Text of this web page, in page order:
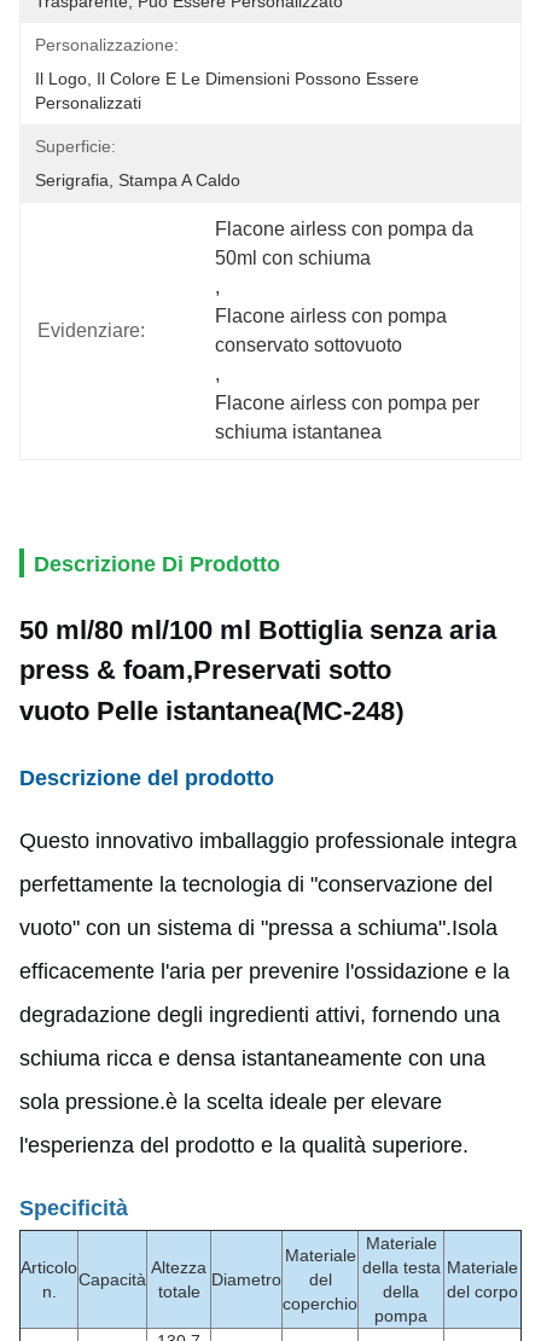
Personalizzazione:
Il Logo, Il Colore E Le Dimensioni Possono Essere
Personalizzati
Superficie:
Serigrafia, Stampa A Caldo
Evidenziare:
Flacone airless con pompa da
50ml con schiuma
,
Flacone airless con pompa
conservato sottovuoto
,
Flacone airless con pompa per
schiuma istantanea
Descrizione Di Prodotto
50 ml/80 ml/100 ml Bottiglia senza aria
press & foam,Preservati sotto
vuoto Pelle istantanea(MC-248)
Descrizione del prodotto
Questo innovativo imballaggio professionale integra
perfettamente la tecnologia di "conservazione del
vuoto" con un sistema di "pressa a schiuma".Isola
efficacemente l'aria per prevenire l'ossidazione e la
degradazione degli ingredienti attivi, fornendo una
schiuma ricca e densa istantaneamente con una
sola pressione.è la scelta ideale per elevare
l'esperienza del prodotto e la qualità superiore.
Specificità
Articolo
n.
Capacità
Altezza
totale
Diametro
Materiale
del
coperchio
Materiale
della testa
della
pompa
Materiale
del corpo